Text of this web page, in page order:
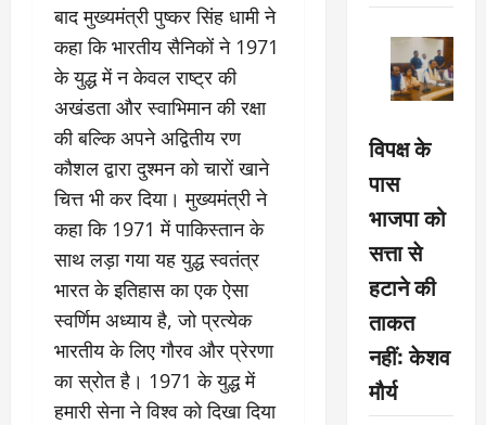
बाद मुख्यमंत्री पुष्कर सिंह धामी ने
कहा कि भारतीय सैनिकों ने 1971
के युद्ध में न केवल राष्ट्र की
अखंडता और स्वाभिमान की रक्षा
की बल्कि अपने अद्वितीय रण
कौशल द्वारा दुश्मन को चारों खाने
चित्त भी कर दिया। मुख्यमंत्री ने
कहा कि 1971 में पाकिस्तान के
साथ लड़ा गया यह युद्ध स्वतंत्र
भारत के इतिहास का एक ऐसा
स्वर्णिम अध्याय है, जो प्रत्येक
भारतीय के लिए गौरव और प्रेरणा
का स्रोत है। 1971 के युद्ध में
हमारी सेना ने विश्व को दिखा दिया
विपक्ष के
पास
भाजपा को
सत्ता से
हटाने की
ताकत
नहीं: केशव
मौर्य